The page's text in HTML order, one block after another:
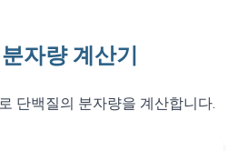
자량 계산기
단백질의 분자량을 계산합니다.